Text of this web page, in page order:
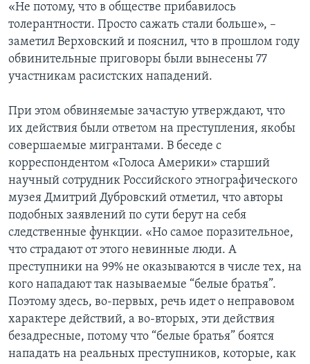
«Не потому, что в обществе прибавилось
толерантности. Просто сажать стали больше», –
заметил Верховский и пояснил, что в прошлом году
обвинительные приговоры были вынесены 77
участникам расистских нападений.
При этом обвиняемые зачастую утверждают, что
их действия были ответом на преступления, якобы
совершаемые мигрантами. В беседе с
корреспондентом «Голоса Америки» старший
научный сотрудник Российского этнографического
музея Дмитрий Дубровский отметил, что авторы
подобных заявлений по сути берут на себя
следственные функции. «Но самое поразительное,
что страдают от этого невинные люди. А
преступники на 99% не оказываются в числе тех, на
кого нападают так называемые “белые братья”.
Поэтому здесь, во-первых, речь идет о неправовом
характере действий, а во-вторых, эти действия
безадресные, потому что “белые братья” боятся
нападать на реальных преступников, которые, как